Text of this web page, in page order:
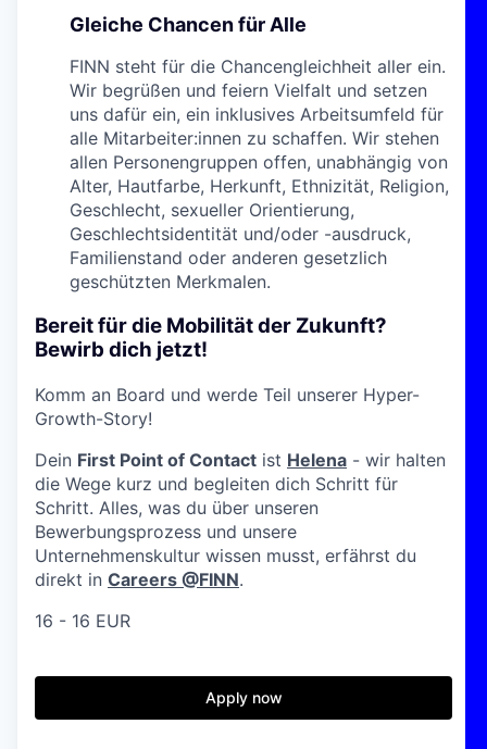
Gleiche Chancen für Alle
FINN steht für die Chancengleichheit aller ein.
Wir begrüßen und feiern Vielfalt und setzen
uns dafür ein, ein inklusives Arbeitsumfeld für
alle Mitarbeiter:innen zu schaffen. Wir stehen
allen Personengruppen offen, unabhängig von
Alter, Hautfarbe, Herkunft, Ethnizität, Religion,
Geschlecht, sexueller Orientierung,
Geschlechtsidentität und/oder -ausdruck,
Familienstand oder anderen gesetzlich
geschützten Merkmalen.
Bereit für die Mobilität der Zukunft?
Bewirb dich jetzt!
Komm an Board und werde Teil unserer Hyper-
Growth-Story!
Dein First Point of Contact ist Helena - wir halten
die Wege kurz und begleiten dich Schritt für
Schritt. Alles, was du über unseren
Bewerbungsprozess und unsere
Unternehmenskultur wissen musst, erfährst du
direkt in Careers @FINN.
16 - 16 EUR
Apply now